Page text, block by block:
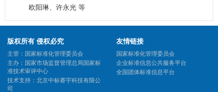
欧阳琳、许永光 等
版权所有 侵权必究
主管：国家标准化管理委员会
主办：国家市场监督管理总局国家标
准技术审评中心
技术支持：北京中标赛宇科技有限公
司
友情链接
国家标准化管理委员会
企业标准信息公共服务平台
全国团体标准信息平台